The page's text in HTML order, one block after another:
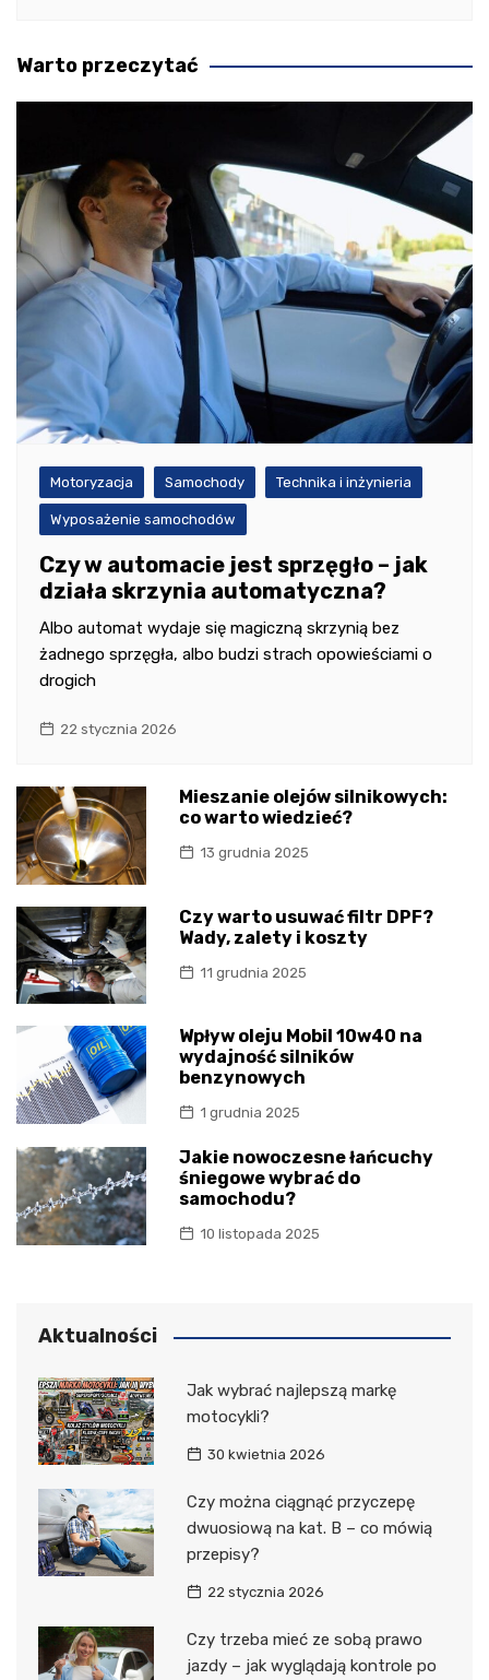
Warto przeczytać
Motoryzacja Samochody Technika i inżynieria
Wyposażenie samochodów
Czy w automacie jest sprzęgło – jak
działa skrzynia automatyczna?
Albo automat wydaje się magiczną skrzynią bez
żadnego sprzęgła, albo budzi strach opowieściami o
drogich
22 stycznia 2026
Mieszanie olejów silnikowych:
co warto wiedzieć?
13 grudnia 2025
Czy warto usuwać filtr DPF?
Wady, zalety i koszty
11 grudnia 2025
Wpływ oleju Mobil 10w40 na
wydajność silników
benzynowych
1 grudnia 2025
Jakie nowoczesne łańcuchy
śniegowe wybrać do
samochodu?
10 listopada 2025
Aktualności
Jak wybrać najlepszą markę
motocykli?
30 kwietnia 2026
Czy można ciągnąć przyczepę
dwuosiową na kat. B – co mówią
przepisy?
22 stycznia 2026
Czy trzeba mieć ze sobą prawo
jazdy – jak wyglądają kontrole po